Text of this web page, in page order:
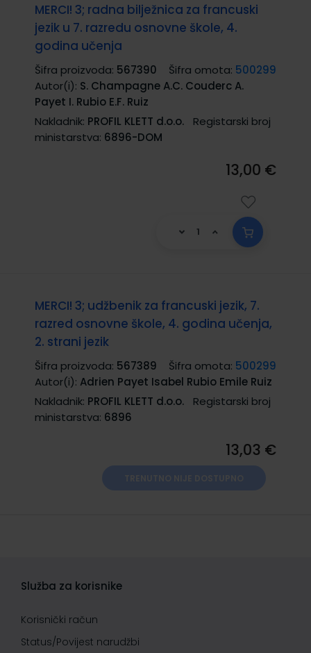
MERCI! 3; radna bilježnica za francuski
jezik u 7. razredu osnovne škole, 4.
godina učenja
Šifra proizvoda: 567390 Šifra omota: 500299
Autor(i): S. Champagne A.C. Couderc A.
Payet I. Rubio E.F. Ruiz
Nakladnik: PROFIL KLETT d.o.o.
Registarski broj
ministarstva: 6896-DOM
13,00 €
MERCI! 3; udžbenik za francuski jezik, 7.
razred osnovne škole, 4. godina učenja,
2. strani jezik
Šifra proizvoda: 567389 Šifra omota: 500299
Autor(i): Adrien Payet Isabel Rubio Emile Ruiz
Nakladnik: PROFIL KLETT d.o.o.
Registarski broj
ministarstva: 6896
13,03 €
Služba za korisnike
Korisnički račun
Status/Povijest narudžbi